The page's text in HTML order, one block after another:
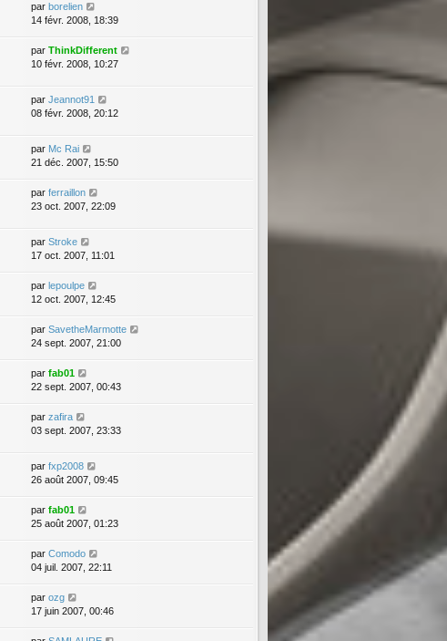
par borelien
14 févr. 2008, 18:39
par ThinkDifferent
10 févr. 2008, 10:27
par Jeannot91
08 févr. 2008, 20:12
par Mc Rai
21 déc. 2007, 15:50
par ferraillon
23 oct. 2007, 22:09
par Stroke
17 oct. 2007, 11:01
par lepoulpe
12 oct. 2007, 12:45
par SavetheMarmotte
24 sept. 2007, 21:00
par fab01
22 sept. 2007, 00:43
par zafira
03 sept. 2007, 23:33
par fxp2008
26 août 2007, 09:45
par fab01
25 août 2007, 01:23
par Comodo
04 juil. 2007, 22:11
par ozg
17 juin 2007, 00:46